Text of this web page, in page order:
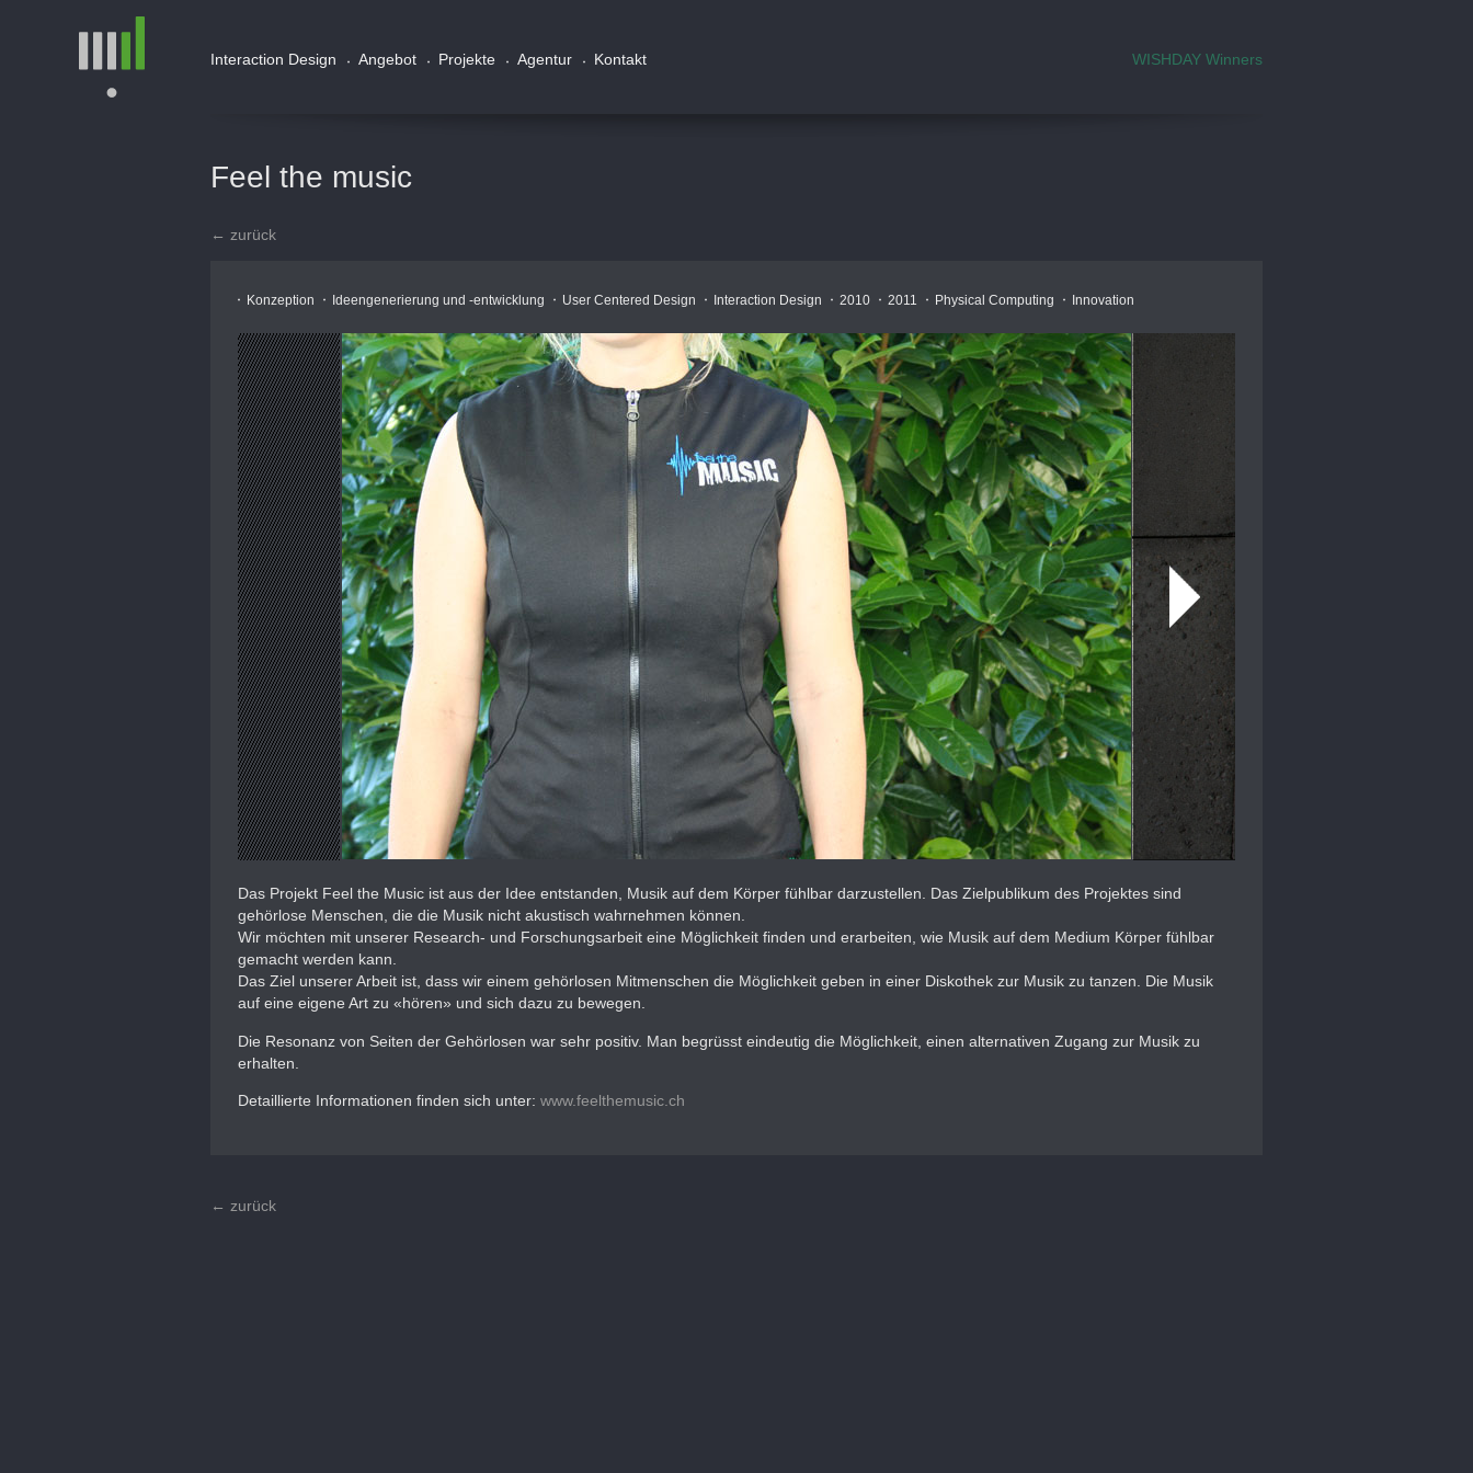
Interaction Design Angebot Projekte Agentur Kontakt WISHDAY Winners
Feel the music
← zurück
Konzeption Ideengenerierung und -entwicklung User Centered Design Interaction Design 2010 2011 Physical Computing Innovation
Das Projekt Feel the Music ist aus der Idee entstanden, Musik auf dem Körper fühlbar darzustellen. Das Zielpublikum des Projektes sind
gehörlose Menschen, die die Musik nicht akustisch wahrnehmen können.
Wir möchten mit unserer Research- und Forschungsarbeit eine Möglichkeit finden und erarbeiten, wie Musik auf dem Medium Körper fühlbar
gemacht werden kann.
Das Ziel unserer Arbeit ist, dass wir einem gehörlosen Mitmenschen die Möglichkeit geben in einer Diskothek zur Musik zu tanzen. Die Musik
auf eine eigene Art zu «hören» und sich dazu zu bewegen.
Die Resonanz von Seiten der Gehörlosen war sehr positiv. Man begrüsst eindeutig die Möglichkeit, einen alternativen Zugang zur Musik zu
erhalten.
Detaillierte Informationen finden sich unter: www.feelthemusic.ch
← zurück